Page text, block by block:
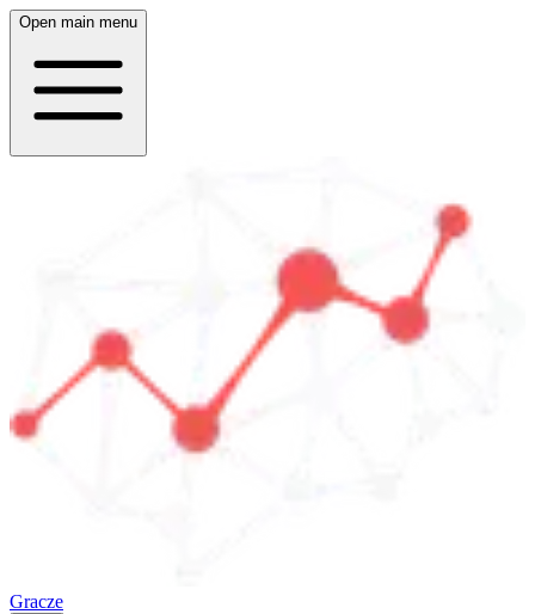
Open main menu
Gracze